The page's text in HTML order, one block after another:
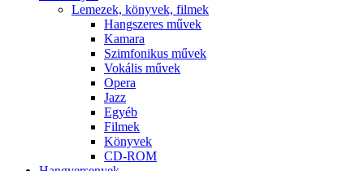
Lemezek, könyvek, filmek
Hangszeres művek
Kamara
Szimfonikus művek
Vokális művek
Opera
Jazz
Egyéb
Filmek
Könyvek
CD-ROM